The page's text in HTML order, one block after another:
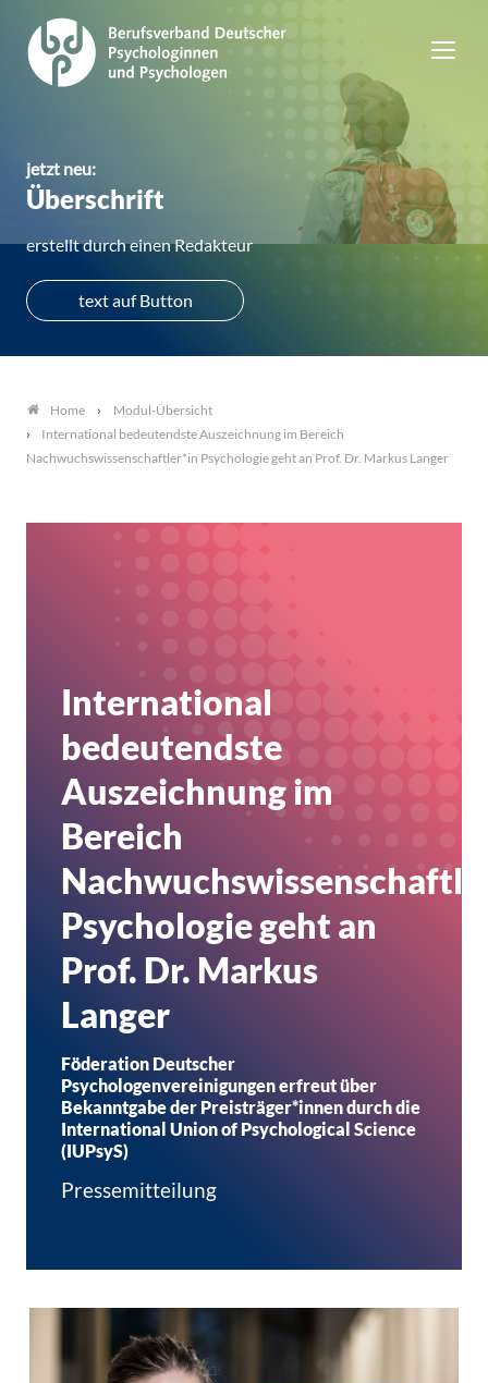
jetzt neu:
Überschrift
erstellt durch einen Redakteur
text auf Button
Home
Modul-Übersicht
International bedeutendste Auszeichnung im Bereich
Nachwuchswissenschaftler*in Psychologie geht an Prof. Dr. Markus Langer
International
bedeutendste
Auszeichnung im
Bereich
Psychologie geht an
Prof. Dr. Markus
Langer
Föderation Deutscher
Psychologenvereinigungen erfreut über
Bekanntgabe der Preisträger*innen durch die
International Union of Psychological Science
(IUPsyS)
Pressemitteilung